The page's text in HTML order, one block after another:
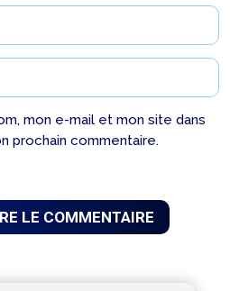
mon e-mail et mon site dans
prochain commentaire.
LE COMMENTAIRE